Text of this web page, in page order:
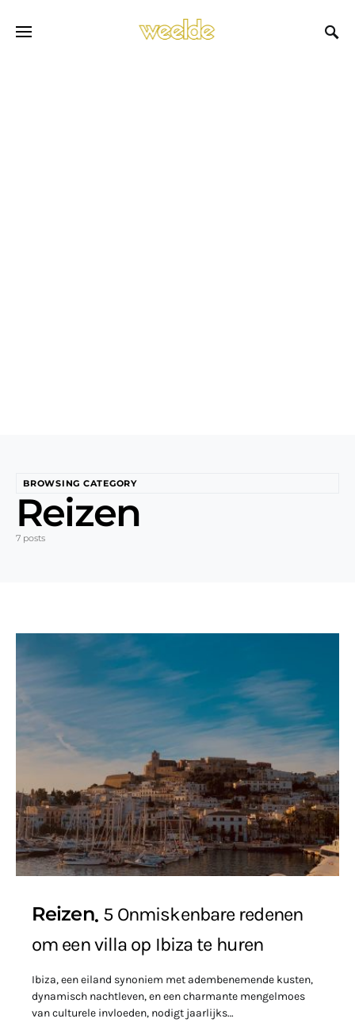
BROWSING CATEGORY
Reizen
7 posts
Reizen 5 Onmiskenbare redenen
om een villa op Ibiza te huren
Ibiza, een eiland synoniem met adembenemende kusten,
dynamisch nachtleven, en een charmante mengelmoes
van culturele invloeden, nodigt jaarlijks…